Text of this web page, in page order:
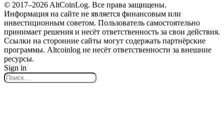
© 2017–2026 AltCoinLog. Все права защищены.
Информация на сайте не является финансовым или
инвестиционным советом. Пользователь самостоятельно
принимает решения и несёт ответственность за свои действия.
Ссылки на сторонние сайты могут содержать партнёрские
программы. Altcoinlog не несёт ответственности за внешние
ресурсы.
Sign in